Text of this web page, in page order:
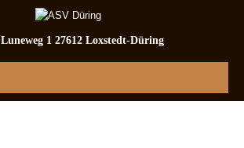
Luneweg 1 27612 Loxstedt-Düring